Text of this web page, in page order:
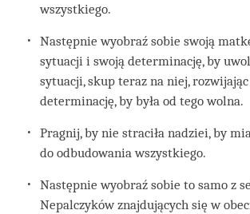
wszystkiego.
Następnie wyobraź sobie swoją
sytuacji i swoją determinację, by
sytuacji, skup teraz na niej, rozwijając
determinację, by była od tego wolna.
Pragnij, by nie straciła nadziei, by
do odbudowania wszystkiego.
Następnie wyobraź sobie to samo z
Nepalczyków znajdujących się w